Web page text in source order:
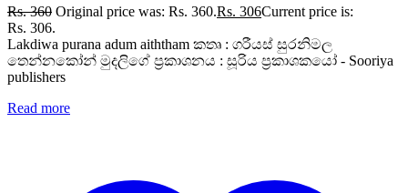
Rs.360 Original price was: Rs. 360.Rs. 306Current price is:
Rs. 306.
Lakdiwa purana adum aiththam කතෘ : ගරීයස් සුරනිමල
තෙන්නකෝන් මුදලිගේ ප්‍රකාශනය : සූරිය ප්‍රකාශකයෝ - Sooriya
publishers
Read more